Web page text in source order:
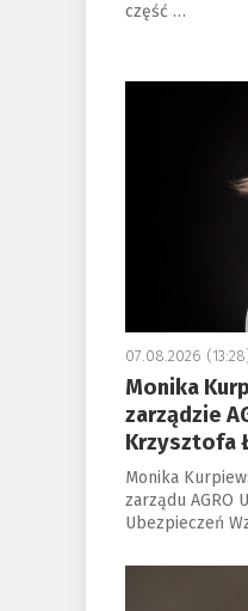
część …
a
07.08.2026
Monika
zarządzie
Krzysztofa
Monika
zarządu AGRO
Ubezpieczeń
a